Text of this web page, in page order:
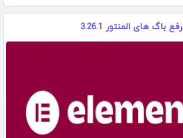
رفع باگ های المنتور 3.26.1